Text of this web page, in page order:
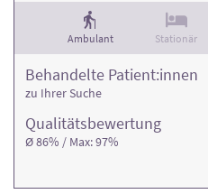
Ambulant Stationär
Qualitäts­bewertung
Ø 86% / Max: 97%
Behandelte Patient:innen
zu Ihrer Suche